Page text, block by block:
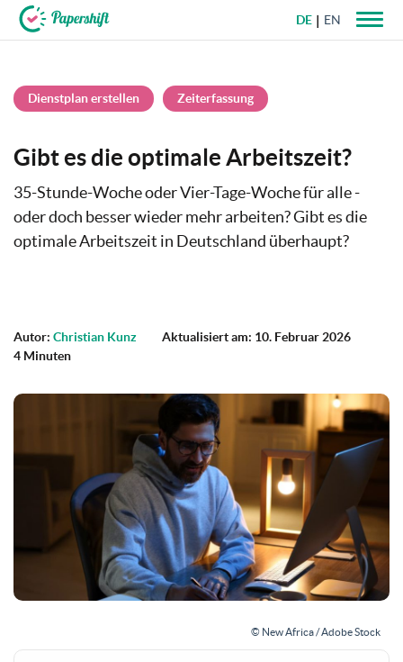
DE EN
Dienstplan erstellen Zeiterfassung
Gibt es die optimale Arbeitszeit?
35-Stunde-Woche oder Vier-Tage-Woche für alle -
oder doch besser wieder mehr arbeiten? Gibt es die
optimale Arbeitszeit in Deutschland überhaupt?
Autor: Christian Kunz
Aktualisiert am: 10. Februar 2026
4 Minuten
© New Africa / Adobe Stock